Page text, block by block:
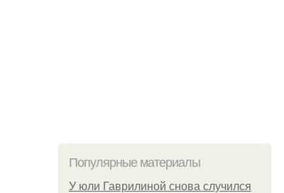
Популярные материалы
У юли Гаврилиной снова случился